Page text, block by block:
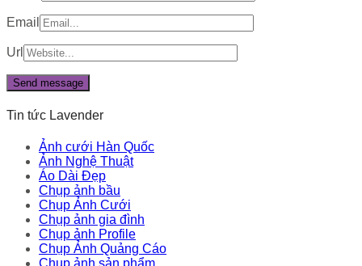
Email
Url
Tin tức Lavender
Ảnh cưới Hàn Quốc
Ảnh Nghệ Thuật
Áo Dài Đẹp
Chụp ảnh bầu
Chụp Ảnh Cưới
Chụp ảnh gia đình
Chụp ảnh Profile
Chụp Ảnh Quảng Cáo